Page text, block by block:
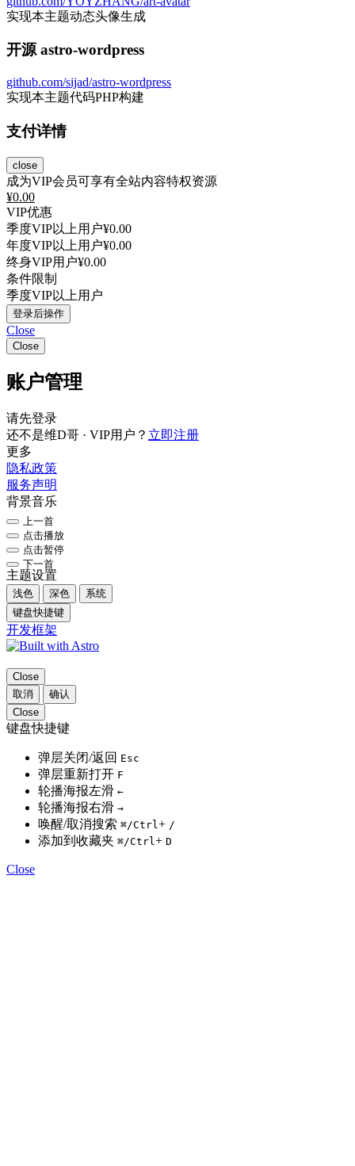
实现本主题动态头像生成
开源 astro-wordpress
github.com/sijad/astro-wordpress
实现本主题代码PHP构建
支付详情
close
成为VIP会员可享有全站内容特权资源
¥0.00
VIP优惠
季度VIP以上用户¥0.00
年度VIP以上用户¥0.00
终身VIP用户¥0.00
条件限制
季度VIP以上用户
登录后操作
Close
Close
账户管理
请先登录
还不是维D哥 · VIP用户？ 立即注册
更多
隐私政策
服务声明
背景音乐
上一首
点击播放
点击暂停
下一首
主题设置
浅色 深色
系统
键盘快捷键
开发框架
Close
取消
确认
Close
键盘快捷键
弹层关闭/返回 Esc
弹层重新打开 F
轮播海报左滑 ←
轮播海报右滑 →
唤醒/取消搜索 ⌘/Ctrl+ /
添加到收藏夹 ⌘/Ctrl+ D
Close